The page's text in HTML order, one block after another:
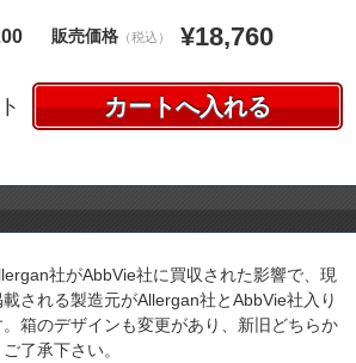
販売価格 （税込） ¥18,760
社がAbbVie社に買収された影響で、現
される製造元がAllergan社とAbbVie社入り
箱のデザインも変更があり、新旧どちらか
了承下さい。